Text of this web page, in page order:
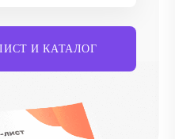
И КАТАЛОГ